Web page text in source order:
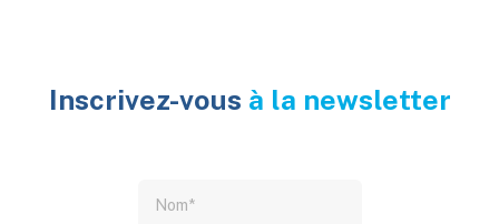
Inscrivez-vous à la newsletter